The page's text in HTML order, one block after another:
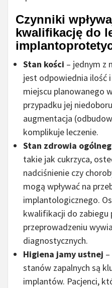
Czynniki
kwalifikację do
Stan kości – jednym z
jest odpowiednia ilość
miejscu planowanego
przypadku jej
augmentacja
komplikuje leczenie.
Stan zdrowia
takie jak cukrzyca,
nadciśnienie czy
mogą wpływać na
implantologicznego.
kwalifikacji do zabiegu
przeprowadzeniu
diagnostycznych.
Higiena jamy ustnej
stanów zapalnych są
implantów. Pacjenci,